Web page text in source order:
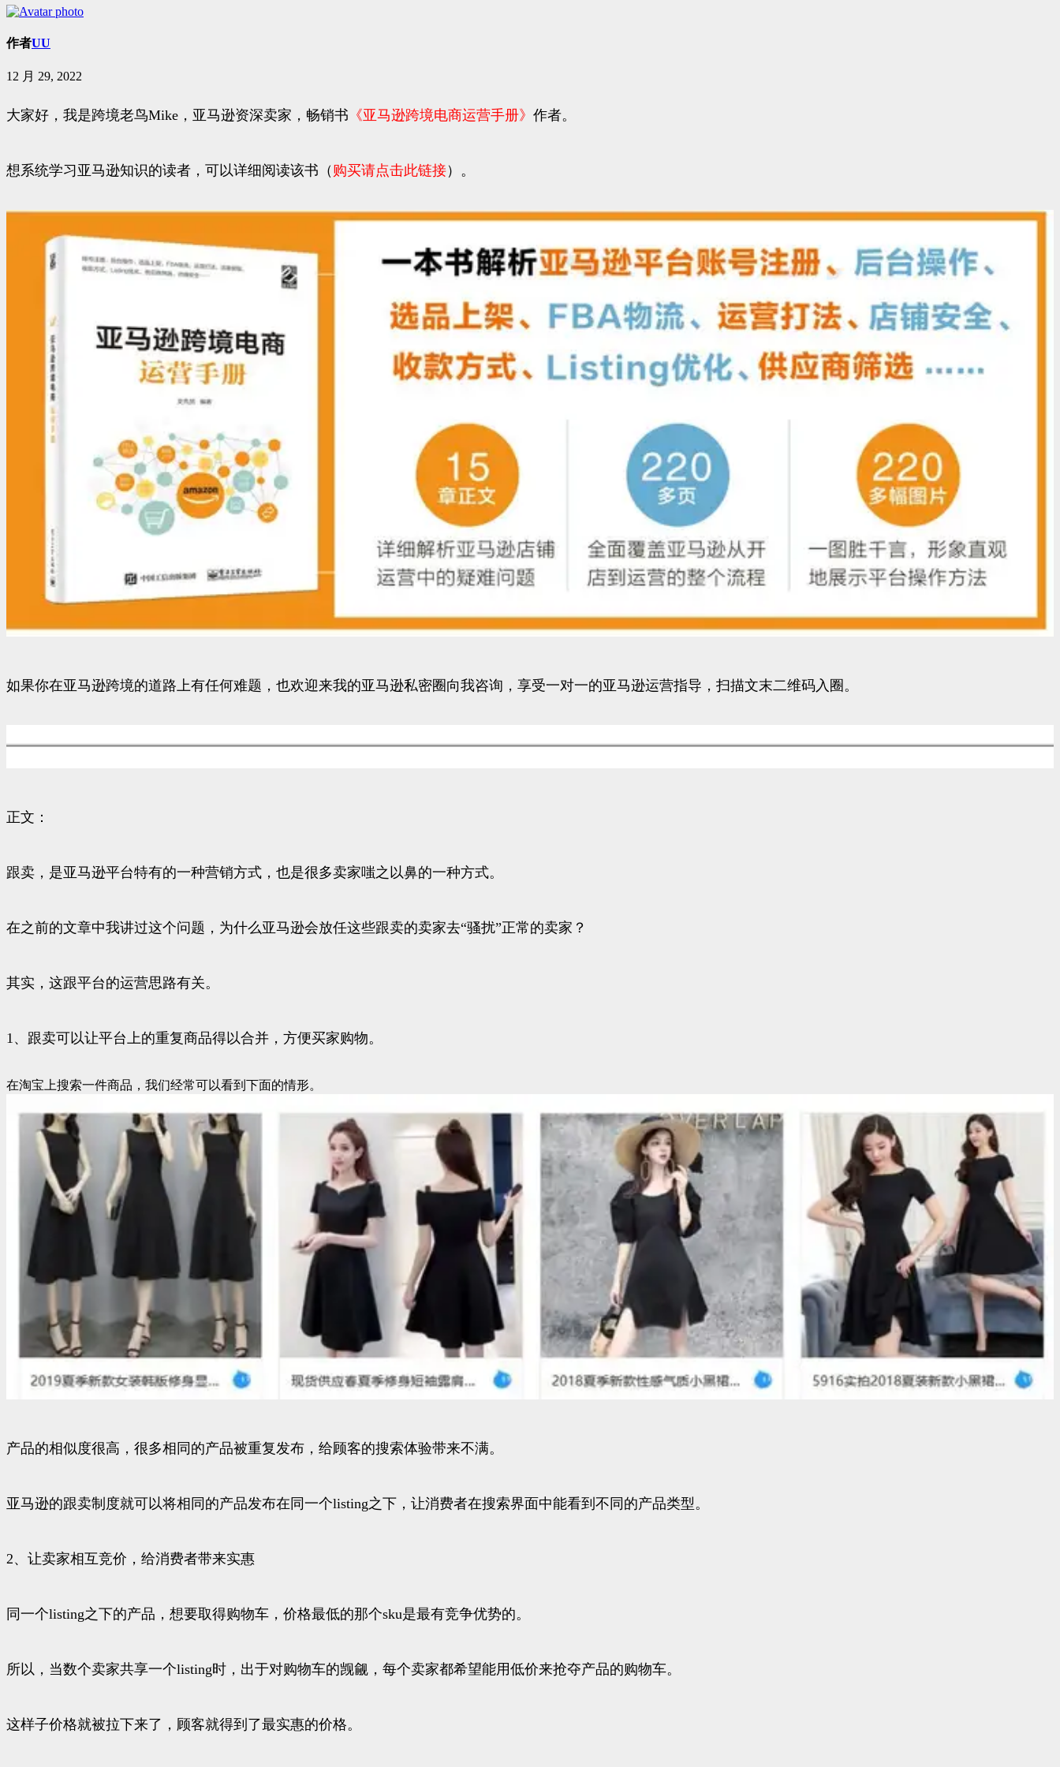
作者UU
12 月 29, 2022
大家好，我是跨境老鸟Mike，亚马逊资深卖家，畅销书 《亚马逊跨境电商运营手册》 作者。
想系统学习亚马逊知识的读者，可以详细阅读该书（ 购买请点击此链接）。
如果你在亚马逊跨境的道路上有任何难题，也欢迎来我的亚马逊私密圈向我咨询，享受一对一的亚马逊运营指导，扫描文末二维码入圈。
正文：
跟卖，是亚马逊平台特有的一种营销方式，也是很多卖家嗤之以鼻的一种方式。
在之前的文章中我讲过这个问题，为什么亚马逊会放任这些跟卖的卖家去“骚扰”正常的卖家？
其实，这跟平台的运营思路有关。
1、跟卖可以让平台上的重复商品得以合并，方便买家购物。
在淘宝上搜索一件商品，我们经常可以看到下面的情形。
产品的相似度很高，很多相同的产品被重复发布，给顾客的搜索体验带来不满。
亚马逊的跟卖制度就可以将相同的产品发布在同一个listing之下，让消费者在搜索界面中能看到不同的产品类型。
2、让卖家相互竞价，给消费者带来实惠
同一个listing之下的产品，想要取得购物车，价格最低的那个sku是最有竞争优势的。
所以，当数个卖家共享一个listing时，出于对购物车的觊觎，每个卖家都希望能用低价来抢夺产品的购物车。
这样子价格就被拉下来了，顾客就得到了最实惠的价格。